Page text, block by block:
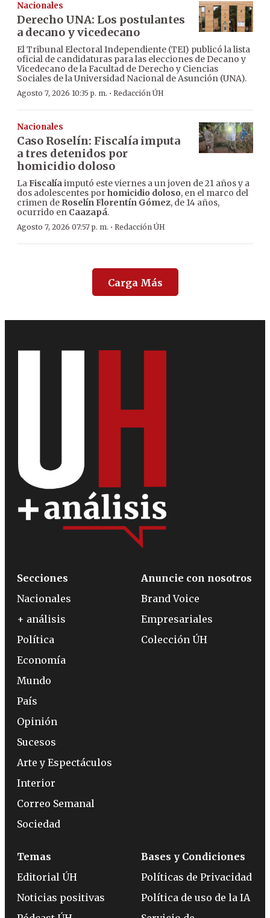
Nacionales
Derecho UNA: Los postulantes
a decano y vicedecano
El Tribunal Electoral Independiente (TEI) publicó la lista
oficial de candidaturas para las elecciones de Decano y
Vicedecano de la Facultad de Derecho y Ciencias
Sociales de la Universidad Nacional de Asunción (UNA).
Agosto 7, 2026 10:35 p. m. · Redacción ÚH
Nacionales
Caso Roselín: Fiscalía imputa
a tres detenidos por
homicidio doloso
LaFiscalíaimputó este viernes a un joven de 21 años y a
dos adolescentes porhomicidio doloso, en el marco del
crimen de Roselín Florentín Gómez, de 14 años,
ocurrido en Caazapá.
Agosto 7, 2026 07:57 p. m. · Redacción ÚH
Carga Más
Secciones
Nacionales
+ análisis
Política
Economía
Mundo
País
Opinión
Sucesos
Arte y Espectáculos
Interior
Correo Semanal
Sociedad
Anuncie con nosotros
Brand Voice
Empresariales
Colección ÚH
Temas
Editorial ÚH
Noticias positivas
Bases y Condiciones
Políticas de Privacidad
Política de uso de la IA